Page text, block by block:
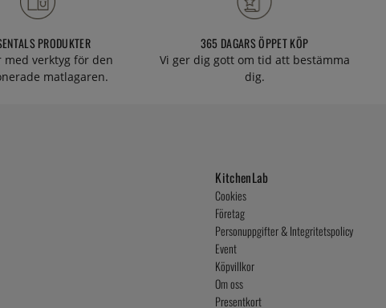
PRODUKTER
med verktyg för den
matlagaren.
365 DAGARS ÖPPET KÖP
Vi ger dig gott om tid att bestämma
dig.
KitchenLab
Cookies
Företag
Personuppgifter & Integritetspolicy
Event
Köpvillkor
Om oss
Presentkort